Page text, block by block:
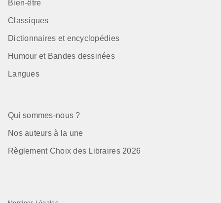
Bien-être
Classiques
Dictionnaires et encyclopédies
Humour et Bandes dessinées
Langues
Qui sommes-nous ?
Nos auteurs à la une
Règlement Choix des Libraires 2026